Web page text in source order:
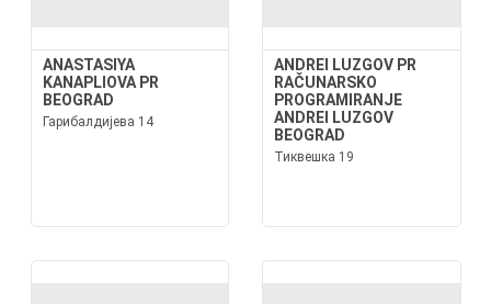
ANASTASIYA
KANAPLIOVA PR
BEOGRAD
Гарибалдијева 14
ANDREI LUZGOV PR
RAČUNARSKO
PROGRAMIRANJE
ANDREI LUZGOV
BEOGRAD
Тиквешка 19